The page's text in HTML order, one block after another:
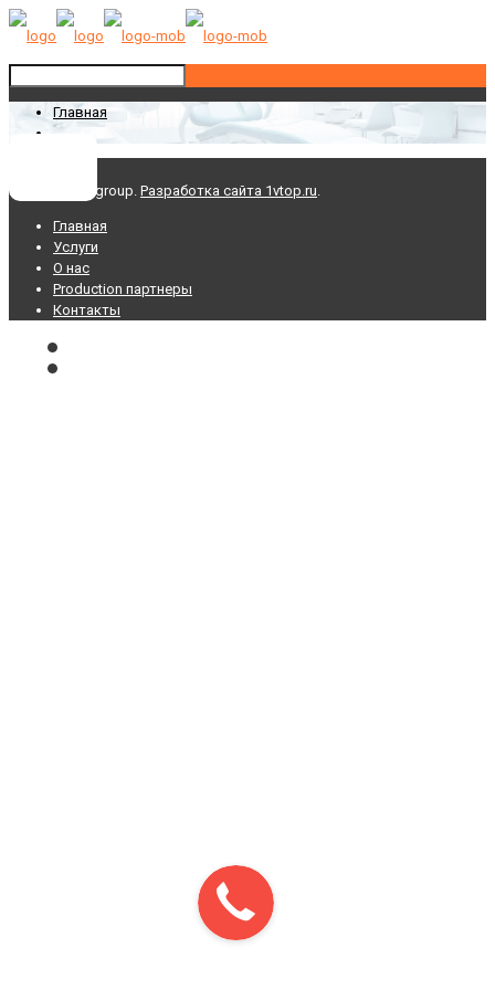
Главная
© 2025 AIWAgroup. Разработка сайта 1vtop.ru.
Главная
Услуги
О нас
Production партнеры
Контакты